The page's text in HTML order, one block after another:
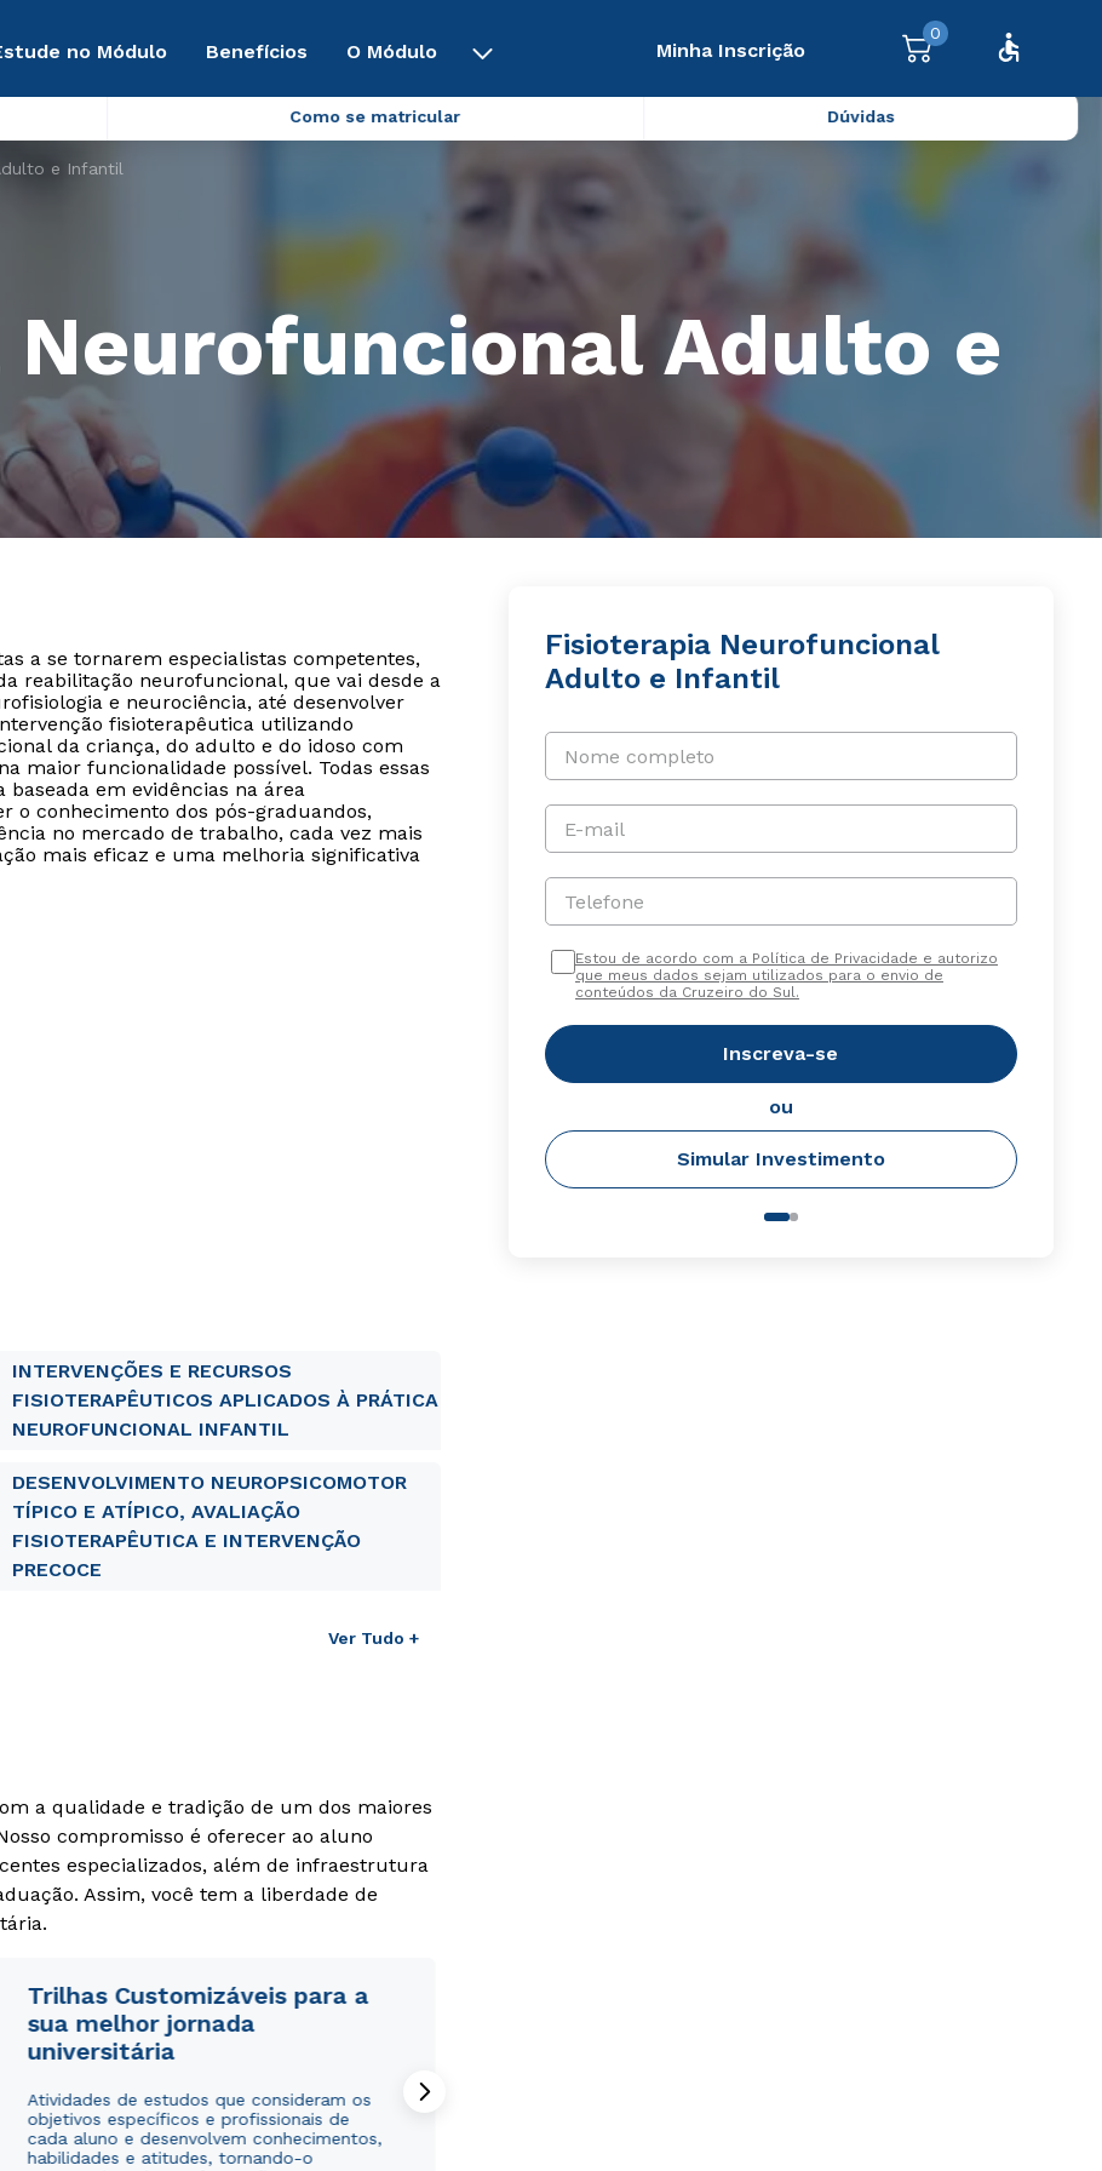
no Módulo Benefícios O Módulo Minha Inscrição
0
Como se matricular Dúvidas
e Infantil
Adulto e
a se tornarem especialistas competentes,
reabilitação neurofuncional, que vai desde a
e neurociência, até desenvolver
fisioterapêutica utilizando
da criança, do adulto e do idoso com
maior funcionalidade possível. Todas essas
em evidências na área
o conhecimento dos pós-graduandos,
no mercado de trabalho, cada vez mais
mais eficaz e uma melhoria significativa
INTERVENÇÕES E RECURSOS
FISIOTERAPÊUTICOS APLICADOS À PRÁTICA
NEUROFUNCIONAL INFANTIL
DESENVOLVIMENTO NEUROPSICOMOTOR
TÍPICO E ATÍPICO, AVALIAÇÃO
FISIOTERAPÊUTICA E INTERVENÇÃO
PRECOCE
Ver Tudo +
a qualidade e tradição de um dos maiores
compromisso é oferecer ao aluno
especializados, além de infraestrutura
Assim, você tem a liberdade de
Trilhas Customizáveis para a
sua melhor jornada
universitária
Atividades de estudos que consideram os
objetivos específicos e profissionais de
cada aluno e desenvolvem conhecimentos,
habilidades e atitudes, tornando-o
Fisioterapia Neurofuncional
Adulto e Infantil
Nome completo
E-mail
Telefone
Estou de acordo com a Política de Privacidade e autorizo
que meus dados sejam utilizados para o envio de
conteúdos da Cruzeiro do Sul.
Inscreva-se
ou
Simular Investimento